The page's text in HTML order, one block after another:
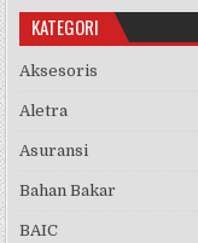
KATEGORI
Aksesoris
Aletra
Asuransi
Bahan Bakar
BAIC